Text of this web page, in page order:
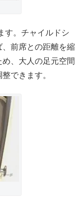
す。チャイルドシ
前席との距離を縮
、大人の足元空間
できます。